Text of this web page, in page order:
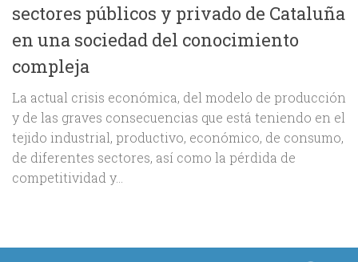
sectores públicos y privado de Cataluña
en una sociedad del conocimiento
compleja
La actual crisis económica, del modelo de producción
y de las graves consecuencias que está teniendo en el
tejido industrial, productivo, económico, de consumo,
de diferentes sectores, así como la pérdida de
competitividad y...